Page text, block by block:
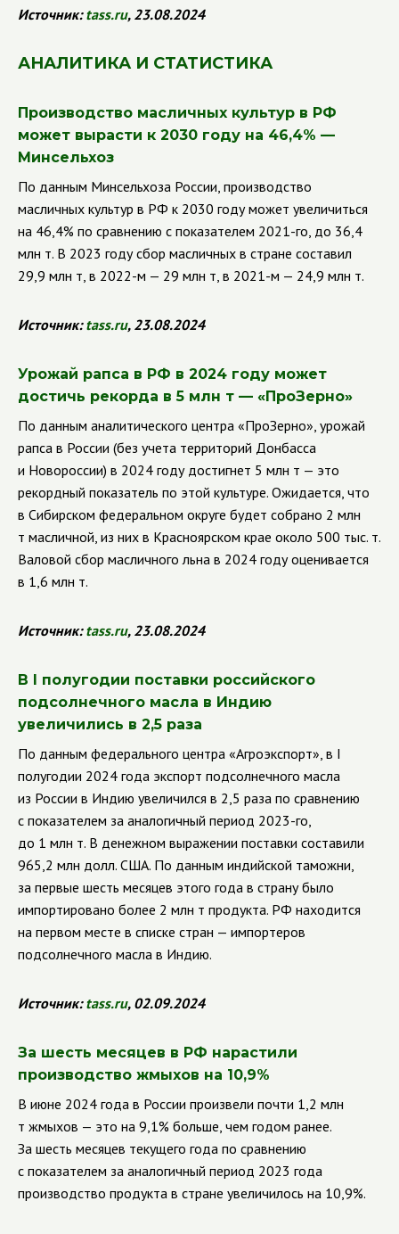
Источник:tass.ru, 23.08.2024
АНАЛИТИКА И СТАТИСТИКА
Производство масличных культур в РФ
может вырасти к 2030 году на 46,4% —
Минсельхоз
По данным Минсельхоза России, производство
масличных культур в РФ к 2030 году может увеличиться
на 46,4% по сравнению с показателем 2021-го, до 36,4
млн т. В 2023 году сбор масличных в стране составил
29,9 млн т, в 2022-м — 29 млн т, в 2021-м — 24,9 млн т.
Источник:tass.ru, 23.08.2024
Урожай рапса в РФ в 2024 году может
достичь рекорда в 5 млн т — «ПроЗерно»
По данным аналитического центра «ПроЗерно», урожай
рапса в России (без учета территорий Донбасса
и Новороссии) в 2024 году достигнет 5 млн т — это
рекордный показатель по этой культуре. Ожидается, что
в Сибирском федеральном округе будет собрано 2 млн
т масличной, из них в Красноярском крае около 500 тыс. т.
Валовой сбор масличного льна в 2024 году оценивается
в 1,6 млн т.
Источник:tass.ru, 23.08.2024
В I полугодии поставки российского
подсолнечного масла в Индию
увеличились в 2,5 раза
По данным федерального центра «Агроэкспорт», в I
полугодии 2024 года экспорт подсолнечного масла
из России в Индию увеличился в 2,5 раза по сравнению
с показателем за аналогичный период 2023-го,
до 1 млн т. В денежном выражении поставки составили
965,2 млн долл. США. По данным индийской таможни,
за первые шесть месяцев этого года в страну было
импортировано более 2 млн т продукта. РФ находится
на первом месте в списке стран — импортеров
подсолнечного масла в Индию.
Источник:tass.ru, 02.09.2024
За шесть месяцев в РФ нарастили
производство жмыхов на 10,9%
В июне 2024 года в России произвели почти 1,2 млн
т жмыхов — это на 9,1% больше, чем годом ранее.
За шесть месяцев текущего года по сравнению
с показателем за аналогичный период 2023 года
производство продукта в стране увеличилось на 10,9%.